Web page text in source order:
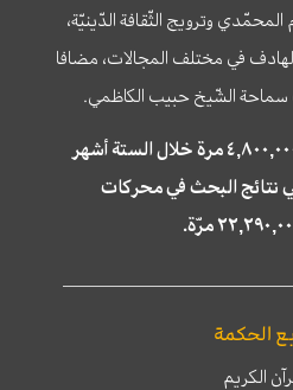
وترويج الثّقافة الدّينيّة،
في مختلف المجالات، مضافا
الشّيخ حبيب الكاظمي.
تمّت زيارة موقع سراج ٤,٨٠٠,٠٠٠ مرة خلال الستة أشهر
نتائج البحث في محركات
الحكمة
الكريم